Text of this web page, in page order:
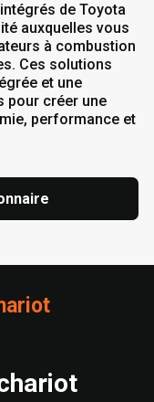
de Toyota
auxquelles vous
à combustion
Ces solutions
et une
pour créer une
performance et